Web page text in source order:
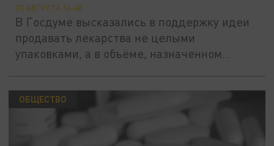
01 АВГУСТА 16:48
В Госдуме высказались в поддержку идеи
продавать лекарства не целыми
упаковками, а в объёме, назначенном...
ОБЩЕСТВО